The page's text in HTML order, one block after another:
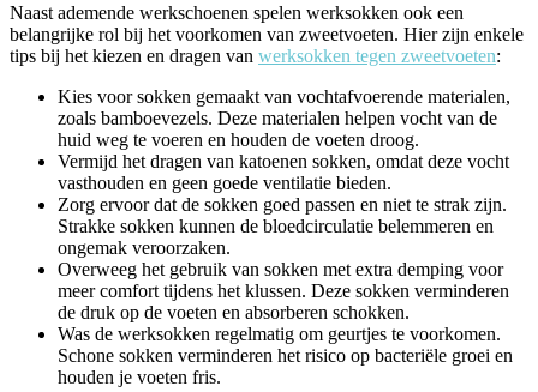
Naast ademende werkschoenen spelen werksokken ook een
belangrijke rol bij het voorkomen van zweetvoeten. Hier zijn enkele
tips bij het kiezen en dragen van werksokken tegen zweetvoeten:
Kies voor sokken gemaakt van vochtafvoerende materialen,
zoals bamboevezels. Deze materialen helpen vocht van de
huid weg te voeren en houden de voeten droog.
Vermijd het dragen van katoenen sokken, omdat deze vocht
vasthouden en geen goede ventilatie bieden.
Zorg ervoor dat de sokken goed passen en niet te strak zijn.
Strakke sokken kunnen de bloedcirculatie belemmeren en
ongemak veroorzaken.
Overweeg het gebruik van sokken met extra demping voor
meer comfort tijdens het klussen. Deze sokken verminderen
de druk op de voeten en absorberen schokken.
Was de werksokken regelmatig om geurtjes te voorkomen.
Schone sokken verminderen het risico op bacteriële groei en
houden je voeten fris.